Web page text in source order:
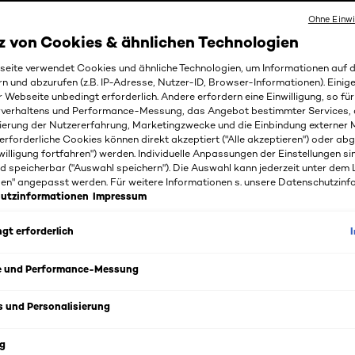
Das hilft bei trockenem Haar
Hitze, Heizungsluft, aber auch Styling können sich
und trockenes Haar verursachen. Es wirkt strohig
bedarf es einer intensiven Pflege, die es von innen
seinen natürlichen Glanz sowie sein gesundes
erwartet Sie eine umfangreiche Auswahl an reichhaltigen
Haar wirken und es wieder strahlend schön werden
mit intensivem Leave-Ins, Kuren, Haarölen, Masken
Anti-Haarbruch-Linie von L’Oréal Paris, die das Haar
und kräftigt. Entdecken Sie bei langem, trockenem
die speziell auf die Bedürfnisse langer Haare
dass Ihr Haar bis in die Spitzen geschmeidig schön
L’Oréal Paris die perfekte Haarpflegeroutine gegen Ihr
von Cookies & ähnlichen Technologien
verwendet Cookies und ähnliche Technologien, um Informationen auf
und abzurufen (z.B. IP-Adresse, Nutzer-ID, Browser-Informationen).
Webseite unbedingt erforderlich. Andere erfordern eine Einwilligung, so
und Performance-Messung, das Angebot bestimmter Services,
der Nutzererfahrung, Marketingzwecke und die Einbindung externer
Cookies können direkt akzeptiert ("Alle akzeptieren") oder
fortfahren") werden. Individuelle Anpassungen der Einstellungen
speicherbar ("Auswahl speichern"). Die Auswahl kann jederzeit unter dem
angepasst werden. Für weitere Informationen s. unsere
Impressum
erforderlich
und Performance-Messung
und Personalisierung
Ohne